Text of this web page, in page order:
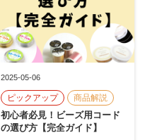
2025-05-06
ピックアップ 商品解説
初心者必見！ビーズ用コード
の選び方【完全ガイド】